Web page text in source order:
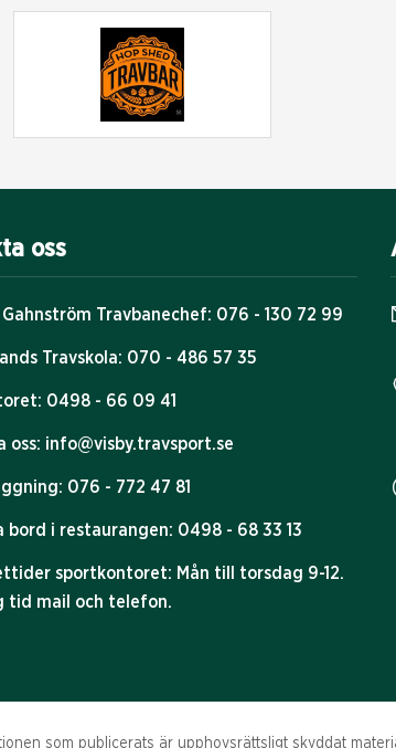
oss
Gahnström Travbanechef: 076 - 130 72 99
Travskola: 070 - 486 57 35
0498 - 66 09 41
oss: info@visby.travsport.se
076 - 772 47 81
bord i restaurangen: 0498 - 68 33 13
sportkontoret: Mån till torsdag 9-12.
tid mail och telefon.
som publicerats är upphovsrättsligt skyddat